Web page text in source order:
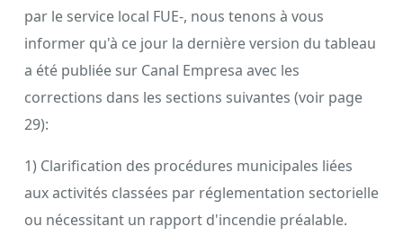
par le service local FUE-, nous tenons à vous
informer qu'à ce jour la dernière version du tableau
a été publiée sur Canal Empresa avec les
corrections dans les sections suivantes (voir page
29):
1) Clarification des procédures municipales liées
aux activités classées par réglementation sectorielle
ou nécessitant un rapport d'incendie préalable.